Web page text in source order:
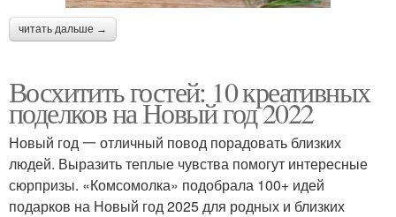
читать дальше →
Восхитить гостей: 10 креативных
поделков на Новый год 2022
Новый год 一 отличный повод порадовать близких
людей. Выразить теплые чувства помогут интересные
сюрпризы. «Комсомолка» подобрала 100+ идей
подарков на Новый год 2025 для родных и близких